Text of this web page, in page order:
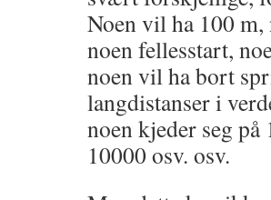
Noen vil ha 100
noen fellesstart,
noen vil ha bort
langdistanser i
noen kjeder seg
10000 osv. osv.